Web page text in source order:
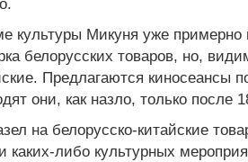
культуры Микуня уже примерно
белорусских товаров, но,
Предлагаются киносеансы
они, как назло, только после
на белорусско-китайские
каких-либо культурных